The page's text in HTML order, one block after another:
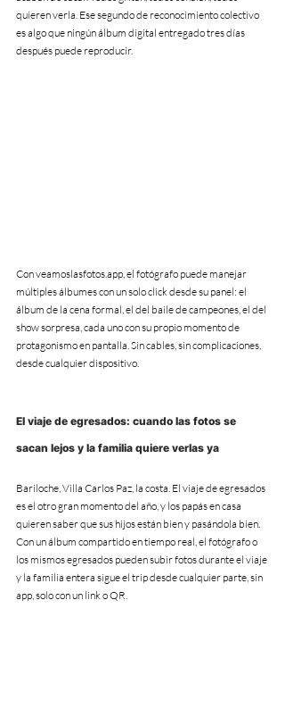
quieren verla. Ese segundo de reconocimiento colectivo
es algo que ningún álbum digital entregado tres días
después puede reproducir.
Con veamoslasfotos.app, el fotógrafo puede manejar
múltiples álbumes con un solo click desde su panel: el
álbum de la cena formal, el del baile de campeones, el del
show sorpresa, cada uno con su propio momento de
protagonismo en pantalla. Sin cables, sin complicaciones,
desde cualquier dispositivo.
El viaje de egresados: cuando las fotos se
sacan lejos y la familia quiere verlas ya
Bariloche, Villa Carlos Paz, la costa. El viaje de egresados
es el otro gran momento del año, y los papás en casa
quieren saber que sus hijos están bien y pasándola bien.
Con un álbum compartido en tiempo real, el fotógrafo o
los mismos egresados pueden subir fotos durante el viaje
y la familia entera sigue el trip desde cualquier parte, sin
app, solo con un link o QR.